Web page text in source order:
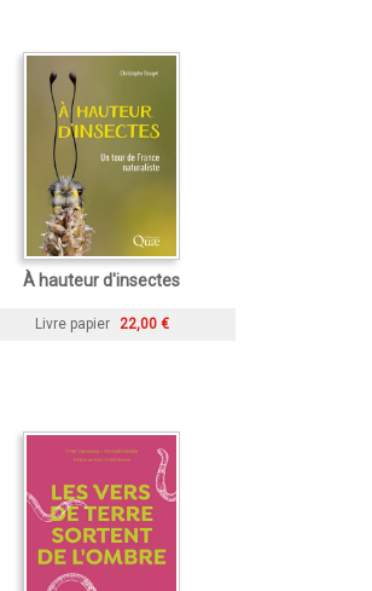
À hauteur d'insectes
Livre papier 22,00 €